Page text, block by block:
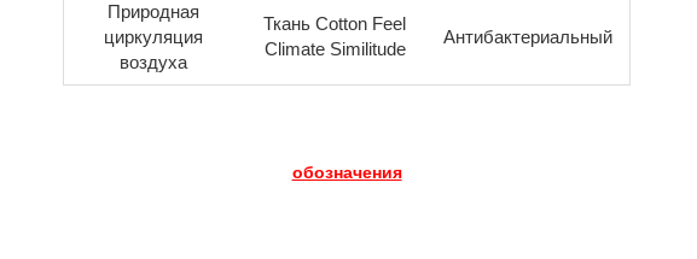
Природная
циркуляция
воздуха
Ткань Cotton Feel
Climate Similitude
Антибактериальный
обозначения